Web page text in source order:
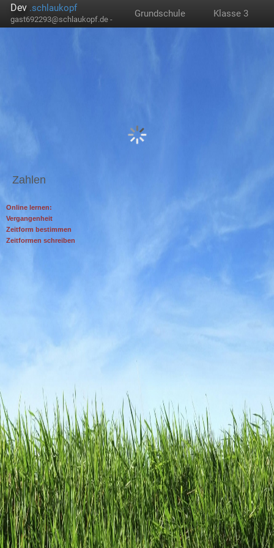
Dev .schlaukopf
gast692293@schlaukopf.de -
Grundschule Klasse 3
Zahlen
Online lernen:
Vergangenheit
Zeitform bestimmen
Zeitformen schreiben